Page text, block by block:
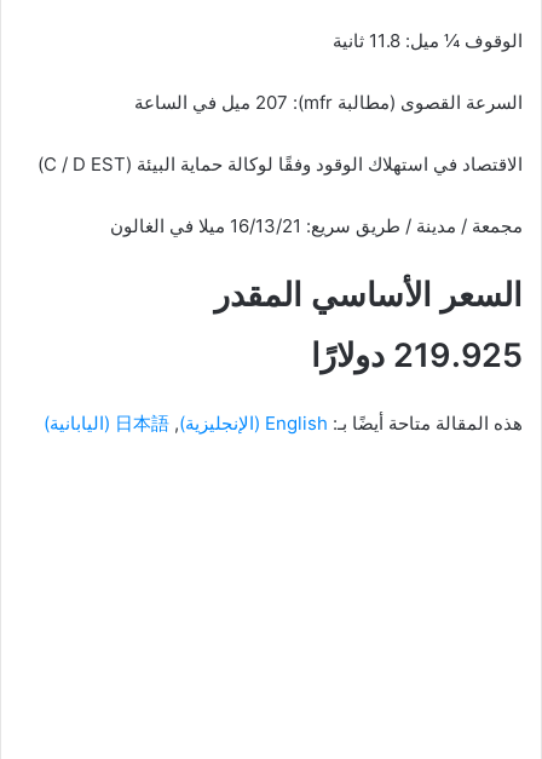
الوقوف ¼ ميل: 11.8 ثانية
السرعة القصوى (مطالبة mfr): 207 ميل في الساعة
الاقتصاد في استهلاك الوقود وفقًا لوكالة حماية البيئة (C / D EST)
مجمعة / مدينة / طريق سريع: 16/13/21 ميلا في الغالون
السعر الأساسي المقدر
219.925 دولارًا
هذه المقالة متاحة أيضًا بـ: English
(الإنجليزية)
日本語
(اليابانية)